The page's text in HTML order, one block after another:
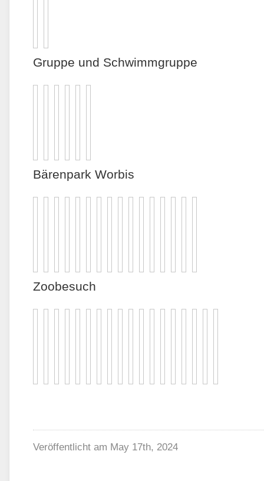
Gruppe und Schwimmgruppe
Bärenpark Worbis
Zoobesuch
Veröffentlicht am May 17th, 2024